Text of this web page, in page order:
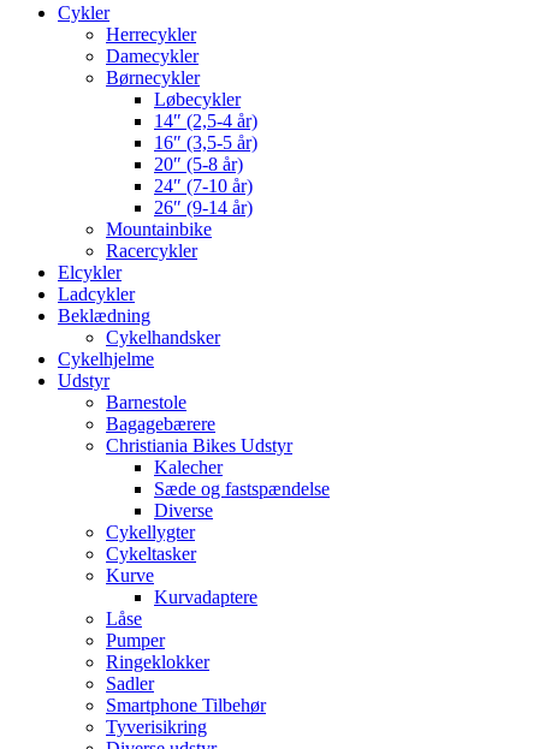
Cykler
Herrecykler
Damecykler
Børnecykler
Løbecykler
14″ (2,5-4 år)
16″ (3,5-5 år)
20″ (5-8 år)
24″ (7-10 år)
26″ (9-14 år)
Mountainbike
Racercykler
Elcykler
Ladcykler
Beklædning
Cykelhandsker
Cykelhjelme
Udstyr
Barnestole
Bagagebærere
Christiania Bikes Udstyr
Kalecher
Sæde og fastspændelse
Diverse
Cykellygter
Cykeltasker
Kurve
Kurvadaptere
Låse
Pumper
Ringeklokker
Sadler
Smartphone Tilbehør
Tyverisikring